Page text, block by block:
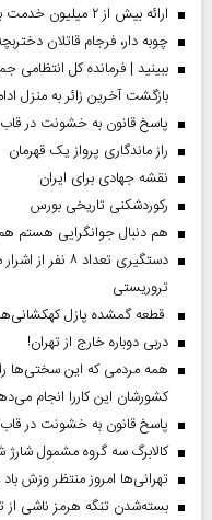
ارائه بیش از ۲ میلیون خدمت بهداشتی در اربعین حسینی
چوبه دار، فرجام قاتلان
ببینید | فرمانده کل انتظامی
بازگشت آخرین زائر به منزل
پاسخ قانون به خشونت در قاب
راز ماندگاری پرواز یک قهرمان
نقشه جهادی برای ایران
رکوردشکنی تاریخی بورس
هم دنبال جوانگرایی هستم
دستگیری
تروریستی
قطعه گمشده پازل کهکشانی‌ها
دربی دوباره خارج از تهران!
همه مردمی که این سختی‌ها را
کشورشان این کاررا انجام
پاسخ قانون به خشونت در قاب
کالابرگ سه گروه مشمول شارژ
تهرانی‌ها امروز منتظر وزش
بسته‌شدن تنگه هرمز ناشی از